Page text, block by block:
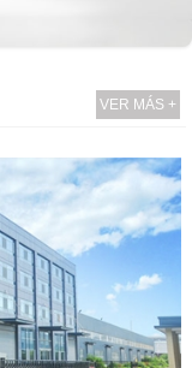
VER MÁS +